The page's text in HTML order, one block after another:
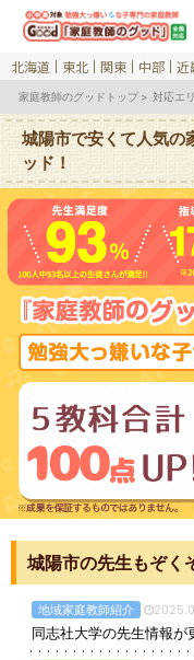
北海道 東北 関東 中部 近
家庭教師のグッドトップ 対応エ
城陽市で安くて人気の
ッド！
城陽市の先生もぞく
地域家庭教師紹介
同志社大学の先生情報が